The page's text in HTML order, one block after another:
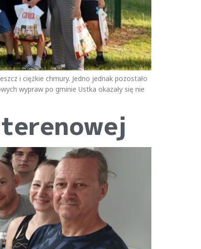
i ciężkie chmury. Jedno jednak pozostało
wypraw po gminie Ustka okazały się nie